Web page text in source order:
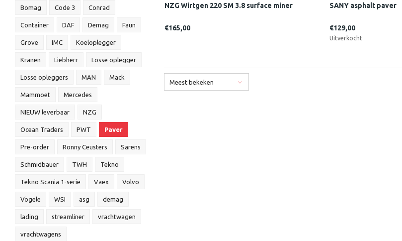
Bomag Code 3 Conrad
Container DAF Demag Faun
Grove IMC Koeloplegger
Kranen Liebherr Losse oplegger
Losse opleggers MAN Mack
Mammoet Mercedes
NIEUW leverbaar NZG
Ocean Traders PWT Paver
Pre-order Ronny Ceusters Sarens
Schmidbauer TWH Tekno
Tekno Scania 1-serie Vaex Volvo
Vögele WSI asg demag
lading streamliner vrachtwagen
vrachtwagens
NZG Wirtgen 220 SM 3.8 surface miner
€165,00
SANY asphalt paver
€129,00
Uitverkocht
Meest bekeken